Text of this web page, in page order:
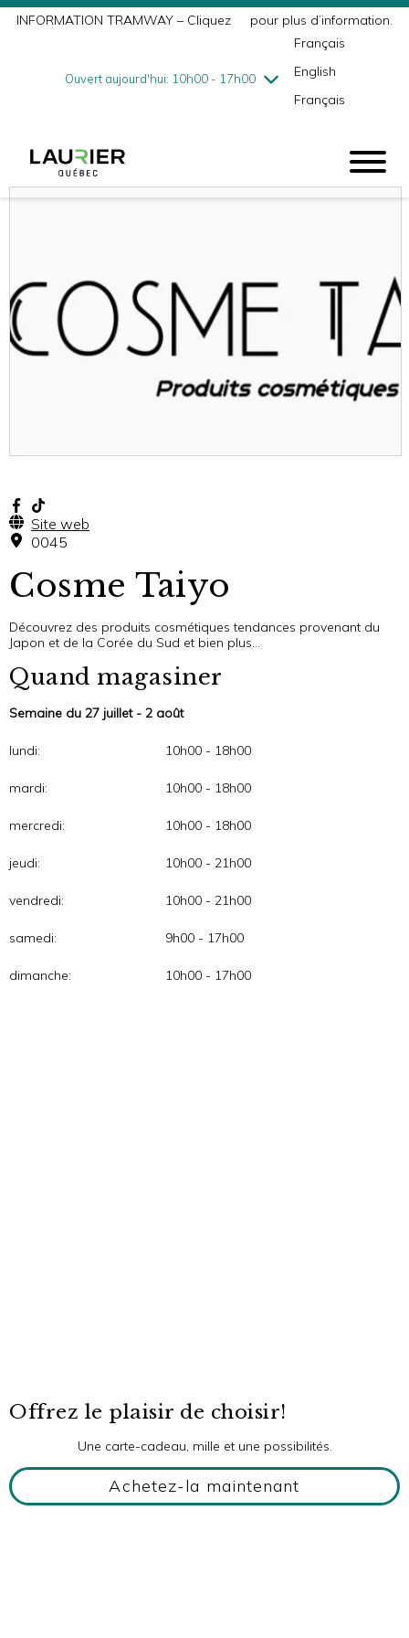
INFORMATION TRAMWAY – Cliquez pour plus d’information.
Ouvert aujourd'hui: 10h00 - 17h00
mercredi7/29
10h00 - 18h00
vendredi7/31
10h00 - 21h00
Français
English
Français
Site web
0045
Cosme Taiyo
Découvrez des produits cosmétiques tendances provenant du
Japon et de la Corée du Sud et bien plus…
Quand magasiner
Semaine du 27 juillet - 2 août
lundi: 10h00 - 18h00
mardi: 10h00 - 18h00
mercredi: 10h00 - 18h00
jeudi: 10h00 - 21h00
vendredi: 10h00 - 21h00
samedi: 9h00 - 17h00
dimanche: 10h00 - 17h00
Offrez le plaisir de choisir!
Une carte-cadeau, mille et une possibilités.
Achetez-la maintenant